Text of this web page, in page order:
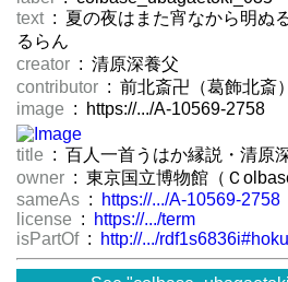
text : 夏の夜はまた宵なから明ぬ
るらん
creator : 清原深養父
contributor : 前北斎卍（葛飾北斎）
image : https://.../A-10569-2758
title : 百人一首うはか縁説・清原
owner : 東京国立博物館（Ｃ
sameAs :
https://.../A-10569-2758
license :
https://.../term
isPartOf : http://.../